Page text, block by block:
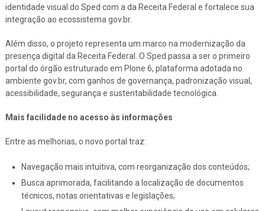
identidade visual do Sped com a da Receita Federal e fortalece sua
integração ao ecossistema gov.br.
Além disso, o projeto representa um marco na modernização da
presença digital da Receita Federal. O Sped passa a ser o primeiro
portal do órgão estruturado em Plone 6, plataforma adotada no
ambiente gov.br, com ganhos de governança, padronização visual,
acessibilidade, segurança e sustentabilidade tecnológica.
Mais facilidade no acesso às informações
Entre as melhorias, o novo portal traz:
Navegação mais intuitiva, com reorganização dos conteúdos;
Busca aprimorada, facilitando a localização de documentos
técnicos, notas orientativas e legislações;